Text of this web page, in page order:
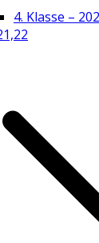
4. Klasse –